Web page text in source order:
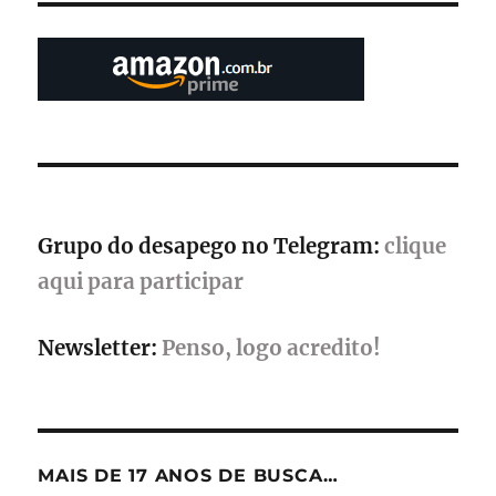
lançado
com
edições
Grupo do desapego no Telegram: clique
aqui para participar
Newsletter: Penso, logo acredito!
MAIS DE 17 ANOS DE BUSCA…